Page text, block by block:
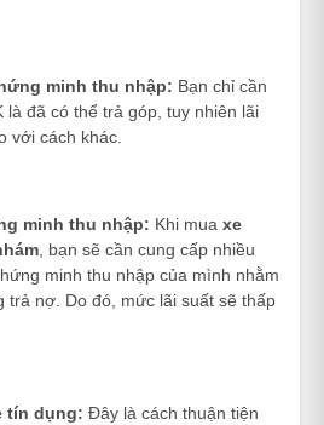
minh thu nhập: Bạn chỉ cần
là đã có thể trả góp, tuy nhiên lãi
với cách khác.
minh thu nhập: Khi mua xe
, bạn sẽ cần cung cấp nhiều
minh thu nhập của mình nhằm
trả nợ. Do đó, mức lãi suất sẽ thấp
tín dụng: Đây là cách thuận tiện